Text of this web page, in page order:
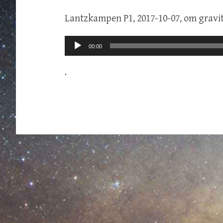
Lantzkampen P1, 2017-10-07, om
Ljudspelare
00:00
.